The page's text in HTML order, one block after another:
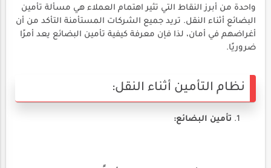
واحدة من أبرز النقاط التي تثير اهتمام العملاء هي مسألة تأمين
البضائع أثناء النقل. تريد جميع الشركات المستأمنة التأكد من أن
أغراضهم في أمان، لذا فإن معرفة كيفية تأمين البضائع يعد أمرًا
ضروريًا.
نظام التأمين أثناء النقل:
تأمين البضائع: